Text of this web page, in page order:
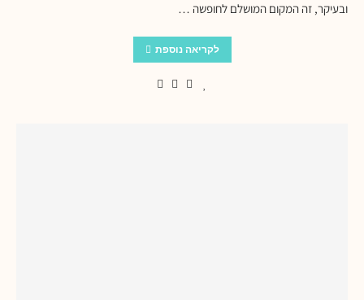
ובעיקר, זה המקום המושלם לחופשה …
לקריאה נוספת